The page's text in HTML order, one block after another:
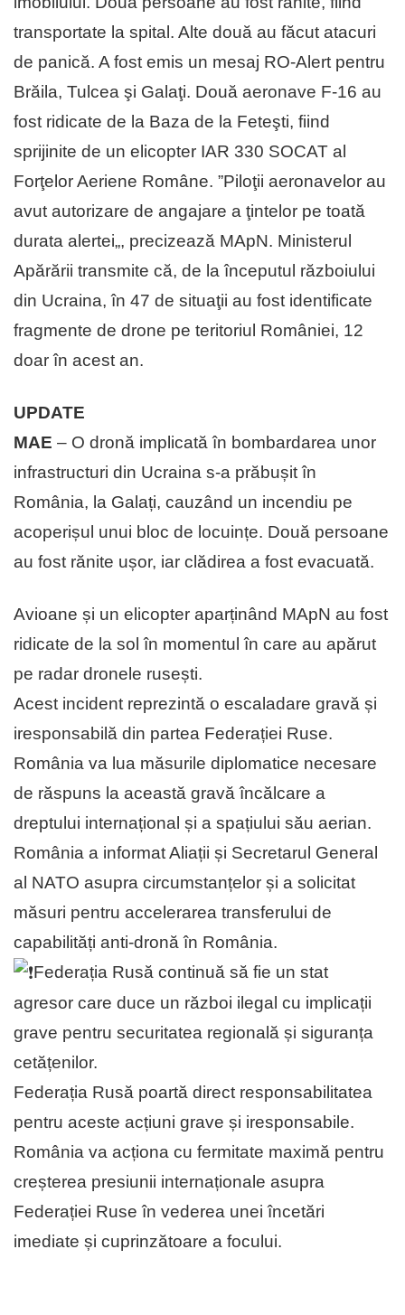
transportate la spital. Alte două au făcut atacuri
de panică. A fost emis un mesaj RO-Alert pentru
Brăila, Tulcea şi Galaţi. Două aeronave F-16 au
fost ridicate de la Baza de la Feteşti, fiind
sprijinite de un elicopter IAR 330 SOCAT al
Forţelor Aeriene Române. ”Piloţii aeronavelor au
avut autorizare de angajare a ţintelor pe toată
durata alertei„, precizează MApN. Ministerul
Apărării transmite că, de la începutul războiului
din Ucraina, în 47 de situaţii au fost identificate
fragmente de drone pe teritoriul României, 12
doar în acest an.
UPDATE
MAE – O dronă implicată în bombardarea unor
infrastructuri din Ucraina s-a prăbușit în
România, la Galați, cauzând un incendiu pe
acoperișul unui bloc de locuințe. Două persoane
au fost rănite ușor, iar clădirea a fost evacuată.
Avioane și un elicopter aparținând MApN au fost
ridicate de la sol în momentul în care au apărut
pe radar dronele rusești.
Acest incident reprezintă o escaladare gravă și
iresponsabilă din partea Federației Ruse.
România va lua măsurile diplomatice necesare
de răspuns la această gravă încălcare a
dreptului internațional și a spațiului său aerian.
România a informat Aliații și Secretarul General
al NATO asupra circumstanțelor și a solicitat
măsuri pentru accelerarea transferului de
capabilități anti-dronă în România.
Federația Rusă continuă să fie un stat
agresor care duce un război ilegal cu implicații
grave pentru securitatea regională și siguranța
cetățenilor.
Federația Rusă poartă direct responsabilitatea
pentru aceste acțiuni grave și iresponsabile.
România va acționa cu fermitate maximă pentru
creșterea presiunii internaționale asupra
Federației Ruse în vederea unei încetări
imediate și cuprinzătoare a focului.